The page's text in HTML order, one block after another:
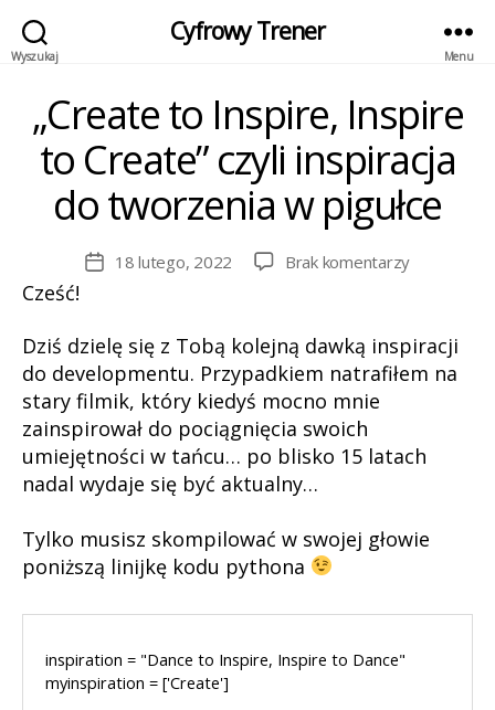
Wyszukaj
Cyfrowy Trener
Menu
Kategorie
„Create to Inspire, Inspire
to Create” czyli inspiracja
do tworzenia w pigułce
Data18 lutego, 2022 Brak komentarzydo
Inspire,
Inspire
to
inspiracja
w
pigułce
Cześć!
Dziś dzielę się z Tobą kolejną dawką inspiracji
do developmentu. Przypadkiem natrafiłem na
stary filmik, który kiedyś mocno mnie
zainspirował do pociągnięcia swoich
umiejętności w tańcu… po blisko 15 latach
nadal wydaje się być aktualny…
Tylko musisz skompilować w swojej głowie
poniższą linijkę kodu pythona
inspiration = "Dance to Inspire, Inspire to Dance"
myinspiration = ['Create']